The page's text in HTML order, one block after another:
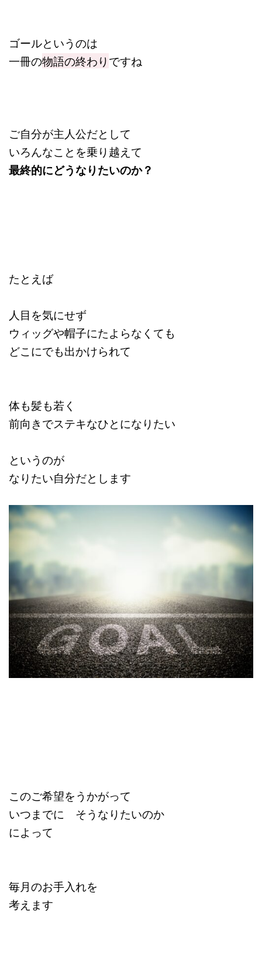
ゴールというのは
一冊の物語の終わりですね
ご自分が主人公だとして
いろんなことを乗り越えて
最終的にどうなりたいのか？
たとえば
人目を気にせず
ウィッグや帽子にたよらなくても
どこにでも出かけられて
体も髪も若く
前向きでステキなひとになりたい
というのが
なりたい自分だとします
このご希望をうかがって
いつまでに そうなりたいのか
によって
毎月のお手入れを
考えます